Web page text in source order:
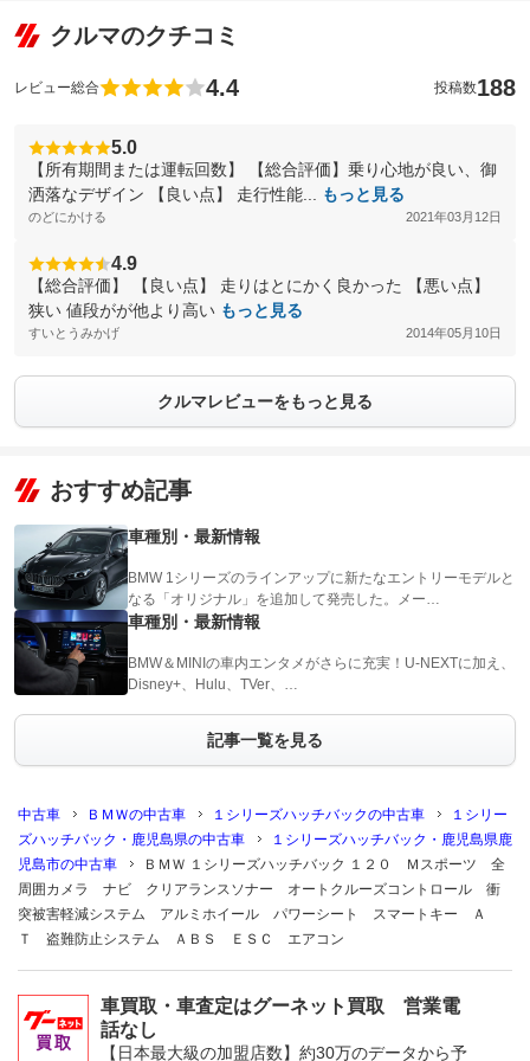
クルマのクチコミ
レビュー総合 4.4 投稿数188
5.0
【所有期間または運転回数】 【総合評価】乗り心地が良い、御
洒落なデザイン 【良い点】 走行性能...
もっと見る
のどにかける 2021年03月12日
4.9
【総合評価】 【良い点】 走りはとにかく良かった 【悪い点】
狭い 値段がが他より高い もっと見る
すいとうみかげ 2014年05月10日
クルマレビューをもっと見る
おすすめ記事
車種別・最新情報
BMW 1シリーズのラインアップに新たなエントリーモデルと
なる「オリジナル」を追加して発売した。メー…
車種別・最新情報
BMW＆MINIの車内エンタメがさらに充実！U-NEXTに加え、
Disney+、Hulu、TVer、…
記事一覧を見る
中古車 ＢＭＷの中古車 １シリーズハッチバックの中古車
１シリー
ズハッチバック・鹿児島県の中古車
１シリーズハッチバック・鹿児島県鹿
児島市の中古車
ＢＭＷ １シリーズハッチバック １２０ Ｍスポーツ 全
周囲カメラ ナビ クリアランスソナー オートクルーズコントロール 衝
突被害軽減システム アルミホイール パワーシート スマートキー Ａ
Ｔ 盗難防止システム ＡＢＳ ＥＳＣ エアコン
車買取・車査定はグーネット買取 営業電
話なし
【日本最大級の加盟店数】約30万のデータから予